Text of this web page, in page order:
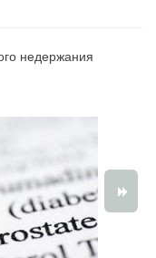
недержания